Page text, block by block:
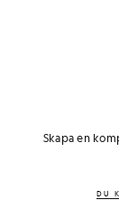
Skapa en
DU